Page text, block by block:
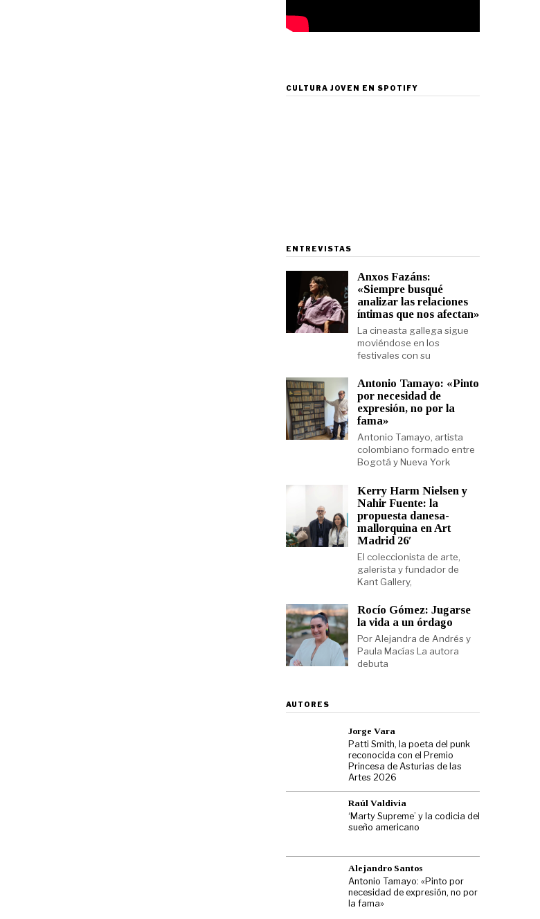
CULTURA JOVEN EN SPOTIFY
ENTREVISTAS
Anxos Fazáns:
«Siempre busqué
analizar las relaciones
íntimas que nos afectan»
La cineasta gallega sigue
moviéndose en los
festivales con su
Antonio Tamayo: «Pinto
por necesidad de
expresión, no por la
fama»
Antonio Tamayo, artista
colombiano formado entre
Bogotá y Nueva York
Kerry Harm Nielsen y
Nahir Fuente: la
propuesta danesa-
mallorquina en Art
Madrid 26′
El coleccionista de arte,
galerista y fundador de
Kant Gallery,
Rocío Gómez: Jugarse
la vida a un órdago
Por Alejandra de Andrés y
Paula Macías La autora
debuta
AUTORES
Jorge Vara
Patti Smith, la poeta del punk
reconocida con el Premio
Princesa de Asturias de las
Artes 2026
Raúl Valdivia
‘Marty Supreme’ y la codicia del
sueño americano
Alejandro Santos
Antonio Tamayo: «Pinto por
necesidad de expresión, no por
la fama»